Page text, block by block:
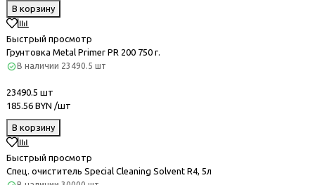
В корзину
Быстрый просмотр
Грунтовка Metal Primer PR 200 750 г.
В наличии 23490.5 шт
23490.5 шт
185.56 BYN /шт
В корзину
Быстрый просмотр
Спец. очиститель Special Cleaning Solvent R4, 5л